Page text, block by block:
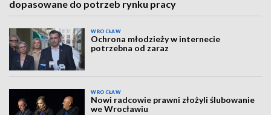
dopasowane do potrzeb rynku pracy
WROCŁAW
Ochrona młodzieży w internecie
potrzebna od zaraz
WROCŁAW
Nowi radcowie prawni złożyli ślubowanie
we Wrocławiu